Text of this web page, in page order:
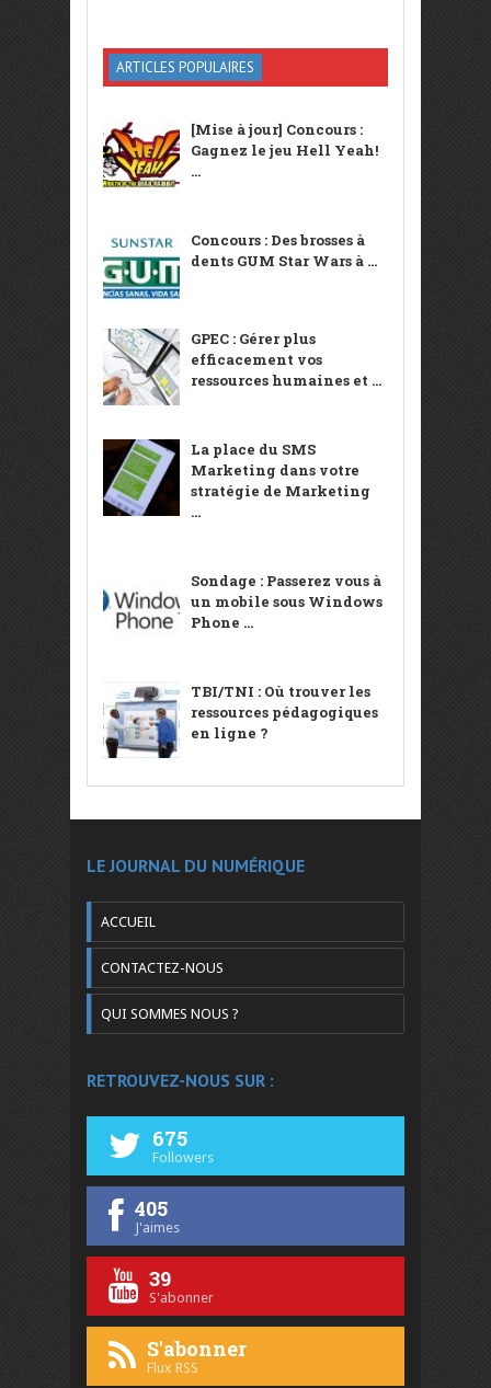
ARTICLES POPULAIRES
[Mise à jour] Concours :
Gagnez le jeu Hell Yeah!
...
Concours : Des brosses à
dents GUM Star Wars à ...
GPEC : Gérer plus
efficacement vos
ressources humaines et ...
La place du SMS
Marketing dans votre
stratégie de Marketing
...
Sondage : Passerez vous à
un mobile sous Windows
Phone ...
TBI/TNI : Où trouver les
ressources pédagogiques
en ligne ?
LE JOURNAL DU NUMÉRIQUE
ACCUEIL
CONTACTEZ-NOUS
QUI SOMMES NOUS ?
RETROUVEZ-NOUS SUR :
675
Followers
405
J'aimes
39
S'abonner
S'abonner
Flux RSS